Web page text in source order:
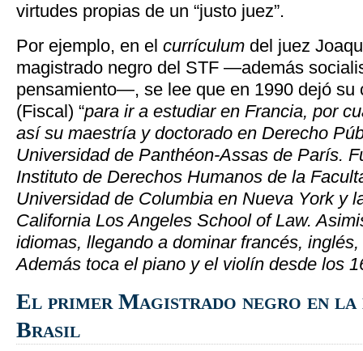
virtudes propias de un “justo juez”.
Por ejemplo, en el currículum del juez
magistrado negro del STF —además
pensamiento—, se lee que en 1990 dejó su
(Fiscal) “para ir a estudiar en Francia, por
así su maestría y doctorado en Derecho
Universidad de Panthéon-Assas de París.
Instituto de Derechos Humanos de la
Universidad de Columbia en Nueva York y
California Los Angeles School of Law.
idiomas, llegando a dominar francés,
Además toca el piano y el violín desde los
El primer Magistrado negro en
Brasil